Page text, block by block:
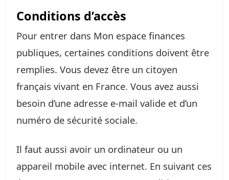
Conditions d’accès
Pour entrer dans Mon espace finances
publiques, certaines conditions doivent être
remplies. Vous devez être un citoyen
français vivant en France. Vous avez aussi
besoin d’une adresse e-mail valide et d’un
numéro de sécurité sociale.
Il faut aussi avoir un ordinateur ou un
appareil mobile avec internet. En suivant ces